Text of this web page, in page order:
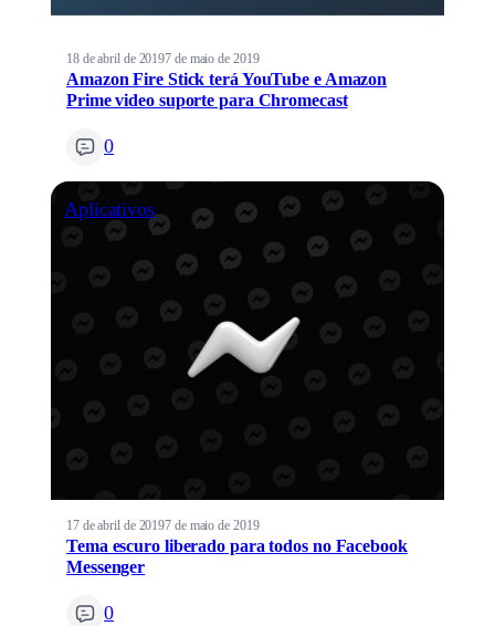
18 de abril de 20197 de maio de 2019
Amazon Fire Stick terá YouTube e Amazon
Prime video suporte para Chromecast
0
Aplicativos
17 de abril de 20197 de maio de 2019
Tema escuro liberado para todos no Facebook
Messenger
0